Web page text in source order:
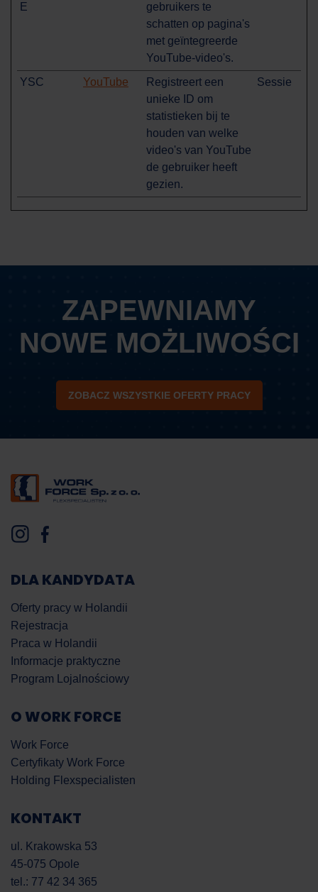
E
gebruikers te
schatten op pagina's
met geïntegreerde
YouTube-video's.
YSC YouTube
Registreert een
unieke ID om
statistieken bij te
houden van welke
video's van YouTube
de gebruiker heeft
gezien.
Sessie
ZAPEWNIAMY
NOWE MOŻLIWOŚCI
ZOBACZ WSZYSTKIE OFERTY PRACY
DLA KANDYDATA
Oferty pracy w Holandii
Rejestracja
Praca w Holandii
Informacje praktyczne
Program Lojalnościowy
O WORK FORCE
Work Force
Certyfikaty Work Force
Holding Flexspecialisten
KONTAKT
ul. Krakowska 53
45-075 Opole
tel.: 77 42 34 365